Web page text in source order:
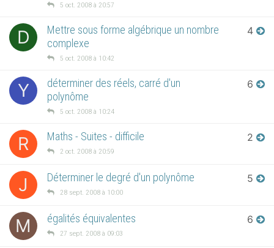
5 oct. 2008 à 20:57
D
Mettre sous forme algébrique un nombre
complexe
5 oct. 2008 à 10:42
4
Y
déterminer des réels, carré d'un
polynôme
5 oct. 2008 à 10:24
6
R Maths - Suites - difficile
2 oct. 2008 à 20:59
2
J Déterminer le degré d'un polynôme
28 sept. 2008 à 10:00
5
M égalités équivalentes
27 sept. 2008 à 09:03
6